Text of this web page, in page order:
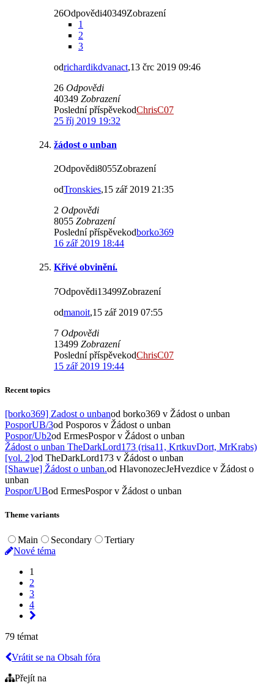
26Odpovědi40349Zobrazení
1
2
3
odrichardikdvanact,13 črc 2019 09:46
26 Odpovědi
40349 Zobrazení
Poslední příspěvekodChrisC07
25 říj 2019 19:32
žádost o unban
2Odpovědi8055Zobrazení
odTronskies,15 zář 2019 21:35
2 Odpovědi
8055 Zobrazení
Poslední příspěvekodborko369
16 zář 2019 18:44
Křivé obvinění.
7Odpovědi13499Zobrazení
odmanoit,15 zář 2019 07:55
7 Odpovědi
13499 Zobrazení
Poslední příspěvekodChrisC07
15 zář 2019 19:44
Recent topics
[borko369] Zadost o unbanod borko369 v Žádost o unban
PosporUB/3od Posporos v Žádost o unban
Pospor/Ub2od ErmesPosporv Žádost o unban
Žádost o unban TheDarkLord173 (risa11, KrtkuvDort, MrKrabs)
[vol. 2]od TheDarkLord173 v Žádost o unban
[Shawue] Žádost o unban.od HlavonozecJeHvezdice v Žádost o
unban
Pospor/UBod ErmesPosporv Žádost o unban
Theme variants
Main Secondary
Tertiary
Nové téma
1
2
3
4
79 témat
Vrátit se na Obsah fóra
Přejít na